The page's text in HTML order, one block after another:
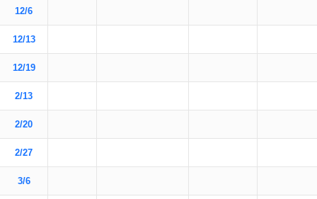
12/6
12/13
12/19
2/13
2/20
2/27
3/6